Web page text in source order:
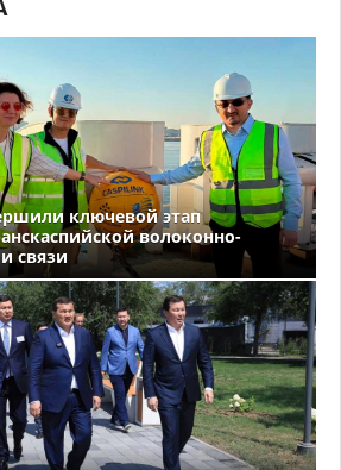
ключевой этап
волоконно-
связи